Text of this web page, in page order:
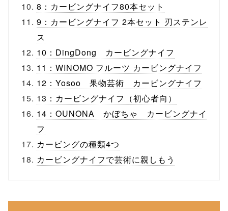
8：カービングナイフ80本セット
9：カービングナイフ 2本セット 刃ステンレ
ス
10：DingDong カービングナイフ
11：WINOMO フルーツ カービングナイフ
12：Yosoo 果物芸術 カービングナイフ
13：カービングナイフ（初心者向）
14：OUNONA かぼちゃ カービングナイ
フ
カービングの種類4つ
カービングナイフで芸術に親しもう